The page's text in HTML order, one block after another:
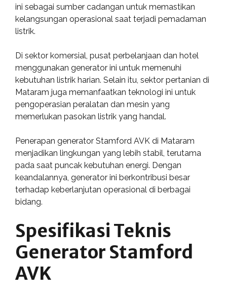
ini sebagai sumber cadangan untuk memastikan
kelangsungan operasional saat terjadi pemadaman
listrik.
Di sektor komersial, pusat perbelanjaan dan hotel
menggunakan generator ini untuk memenuhi
kebutuhan listrik harian. Selain itu, sektor pertanian di
Mataram juga memanfaatkan teknologi ini untuk
pengoperasian peralatan dan mesin yang
memerlukan pasokan listrik yang handal.
Penerapan generator Stamford AVK di Mataram
menjadikan lingkungan yang lebih stabil, terutama
pada saat puncak kebutuhan energi. Dengan
keandalannya, generator ini berkontribusi besar
terhadap keberlanjutan operasional di berbagai
bidang.
Spesifikasi Teknis
Generator Stamford
AVK